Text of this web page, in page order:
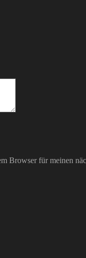
Browser für meinen